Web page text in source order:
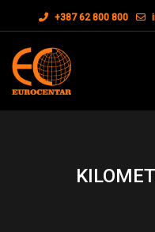
+387 62 800 800